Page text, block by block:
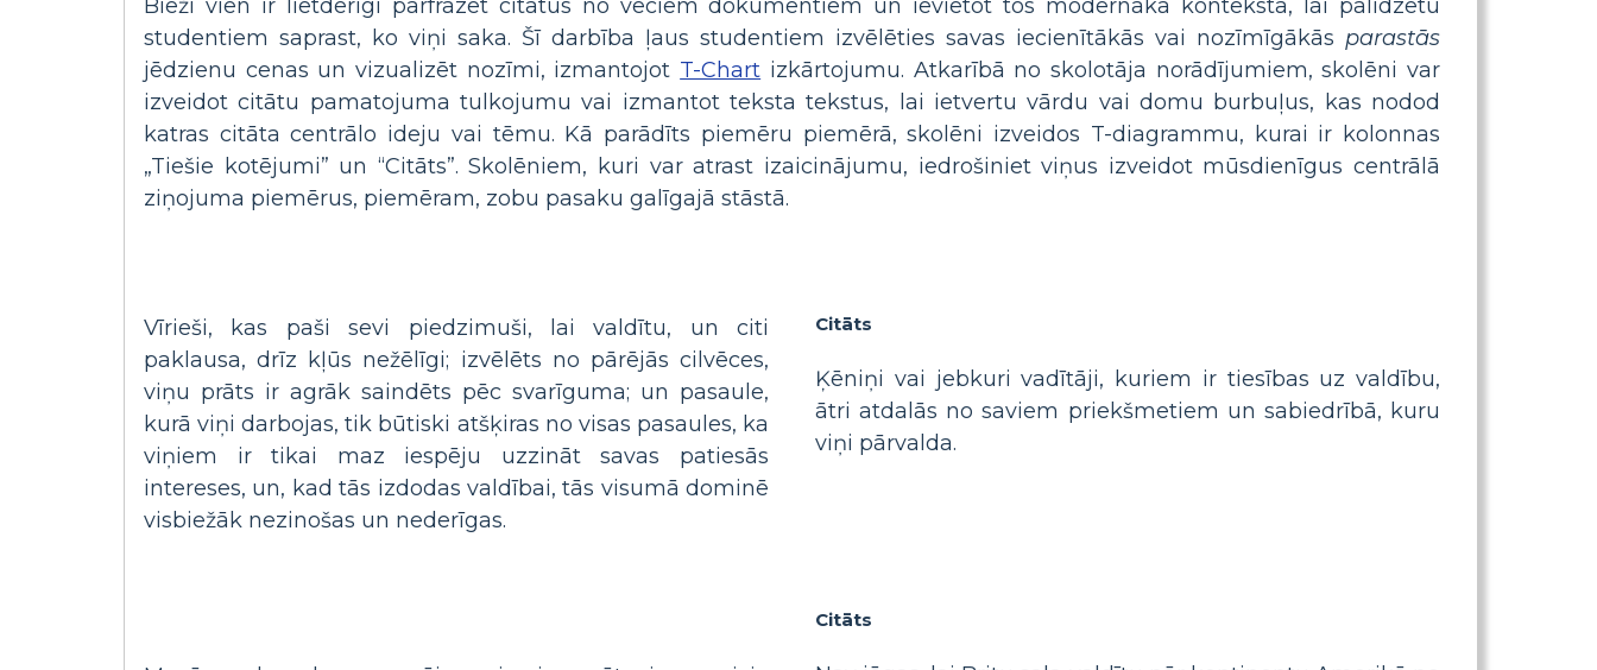
Bieži vien ir lietderīgi pārfrāzēt citātus no veciem dokumentiem un ievietot tos modernākā kontekstā, lai palīdzētu
studentiem saprast, ko viņi saka. Šī darbība ļaus studentiem izvēlēties savas iecienītākās vai nozīmīgākās parastās
jēdzienu cenas un vizualizēt nozīmi, izmantojot T-Chart izkārtojumu. Atkarībā no skolotāja norādījumiem, skolēni var
izveidot citātu pamatojuma tulkojumu vai izmantot teksta tekstus, lai ietvertu vārdu vai domu burbuļus, kas nodod
katras citāta centrālo ideju vai tēmu. Kā parādīts piemēru piemērā, skolēni izveidos T-diagrammu, kurai ir kolonnas
„Tiešie kotējumi” un “Citāts”. Skolēniem, kuri var atrast izaicinājumu, iedrošiniet viņus izveidot mūsdienīgus centrālā
ziņojuma piemērus, piemēram, zobu pasaku galīgajā stāstā.
Vīrieši, kas paši sevi piedzimuši, lai valdītu, un citi
paklausa, drīz kļūs nežēlīgi; izvēlēts no pārējās cilvēces,
viņu prāts ir agrāk saindēts pēc svarīguma; un pasaule,
kurā viņi darbojas, tik būtiski atšķiras no visas pasaules, ka
viņiem ir tikai maz iespēju uzzināt savas patiesās
intereses, un, kad tās izdodas valdībai, tās visumā dominē
visbiežāk nezinošas un nederīgas.
Citāts
Ķēniņi vai jebkuri vadītāji, kuriem ir tiesības uz valdību,
ātri atdalās no saviem priekšmetiem un sabiedrībā, kuru
viņi pārvalda.
Citāts